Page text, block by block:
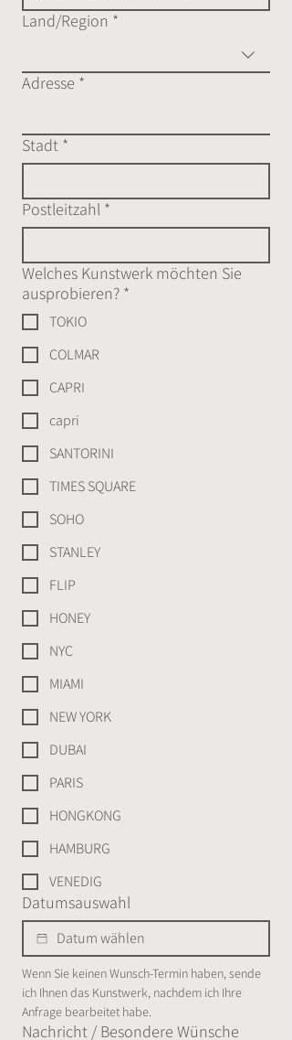
Mehrzeilige Adresse
Land/Region *
Adresse *
Stadt *
Postleitzahl *
Welches Kunstwerk möchten Sie
ausprobieren? *
TOKIO
COLMAR
CAPRI
capri
SANTORINI
TIMES SQUARE
SOHO
STANLEY
FLIP
HONEY
NYC
MIAMI
NEW YORK
DUBAI
PARIS
HONGKONG
HAMBURG
VENEDIG
Datumsauswahl
Wenn Sie keinen Wunsch-Termin haben, sende
ich Ihnen das Kunstwerk, nachdem ich Ihre
Anfrage bearbeitet habe.
Nachricht / Besondere Wünsche